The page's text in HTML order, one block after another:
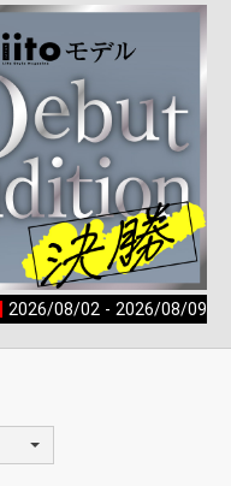
2026/08/02 - 2026/08/09